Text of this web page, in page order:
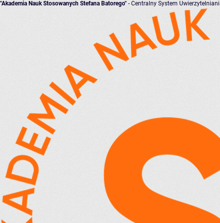
"Akademia Nauk Stosowanych Stefana Batorego" - Centralny System